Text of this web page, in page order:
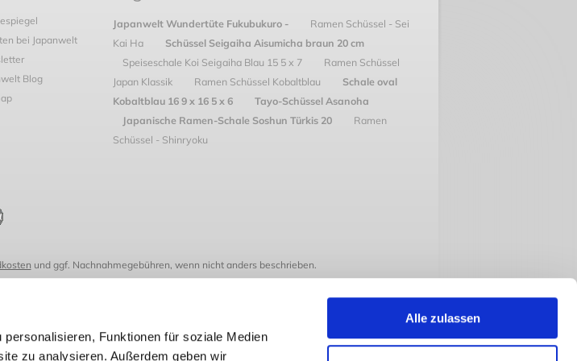
Funktionen für soziale Medien
zu analysieren. Außerdem geben wir
Alle zulassen
bei Japanwelt
Blog
Japanwelt Wundertüte Fukubukuro -
Ramen Schüssel - Sei
Kai Ha
Schüssel Seigaiha Aisumicha braun 20 cm
Speiseschale Koi Seigaiha Blau 15 5 x 7
Ramen Schüssel
Japan Klassik
Ramen Schüssel Kobaltblau
Schale oval
Kobaltblau 16 9 x 16 5 x 6
Tayo-Schüssel Asanoha
Japanische Ramen-Schale Soshun Türkis 20
Ramen
Schüssel - Shinryoku
und ggf. Nachnahmegebühren, wenn nicht anders beschrieben.